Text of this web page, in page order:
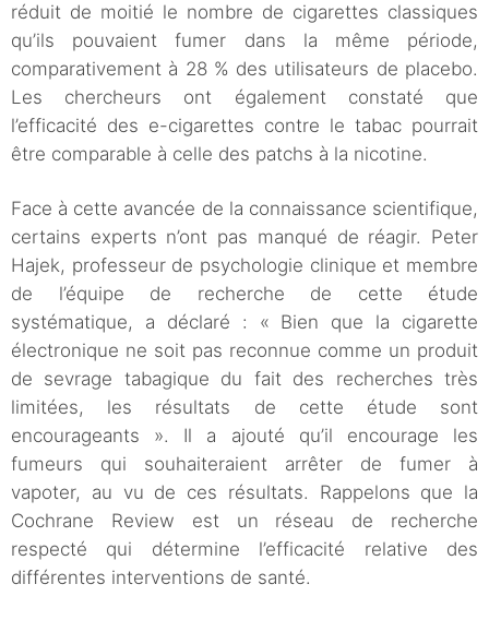
réduit de moitié le nombre de cigarettes classiques
qu’ils pouvaient fumer dans la même période,
comparativement à 28 % des utilisateurs de placebo.
Les chercheurs ont également constaté que
l’efficacité des e-cigarettes contre le tabac pourrait
être comparable à celle des patchs à la nicotine.
Face à cette avancée de la connaissance scientifique,
certains experts n’ont pas manqué de réagir. Peter
Hajek, professeur de psychologie clinique et membre
de l’équipe de recherche de cette étude
systématique, a déclaré : « Bien que la cigarette
électronique ne soit pas reconnue comme un produit
de sevrage tabagique du fait des recherches très
limitées, les résultats de cette étude sont
encourageants ». Il a ajouté qu’il encourage les
fumeurs qui souhaiteraient arrêter de fumer à
vapoter, au vu de ces résultats. Rappelons que la
Cochrane Review est un réseau de recherche
respecté qui détermine l’efficacité relative des
différentes interventions de santé.